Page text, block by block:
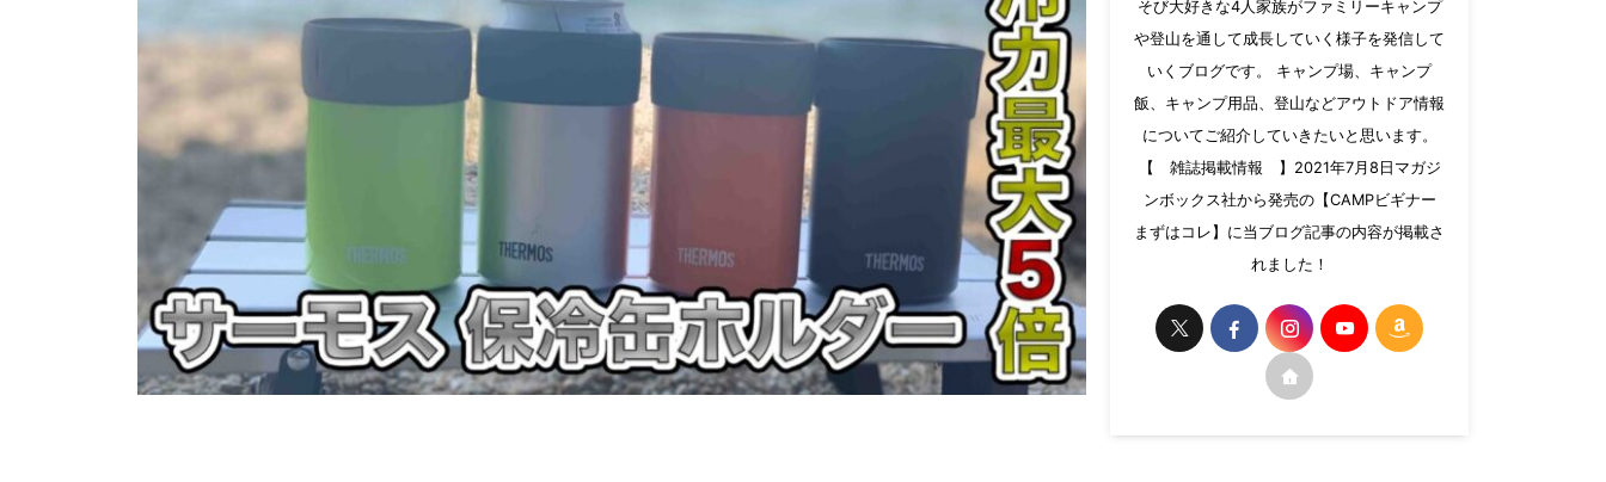
そび大好きな4人家族がファミリーキャンプ
や登山を通して成長していく様子を発信して
いくブログです。 キャンプ場、キャンプ
飯、キャンプ用品、登山などアウトドア情報
についてご紹介していきたいと思います。
【 雑誌掲載情報 】2021年7月8日マガジ
ンボックス社から発売の【CAMPビギナー
まずはコレ】に当ブログ記事の内容が掲載さ
れました！